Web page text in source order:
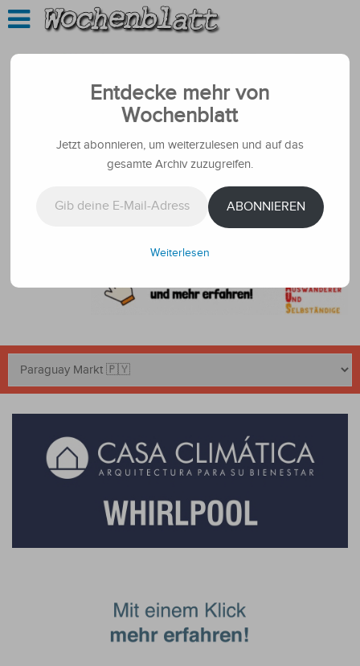
Entdecke mehr von
Wochenblatt
Jetzt abonnieren, um weiterzulesen und auf das
gesamte Archiv zuzugreifen.
ABONNIEREN
Weiterlesen